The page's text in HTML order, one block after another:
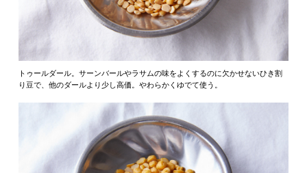
トゥールダール。サーンバールやラサムの味をよくするのに欠かせないひき割
り豆で、他のダールより少し高価。やわらかくゆでて使う。